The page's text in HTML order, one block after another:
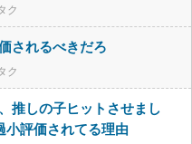
ク
されるべきだろ
ク
推しの子ヒットさせまし
評価されてる理由